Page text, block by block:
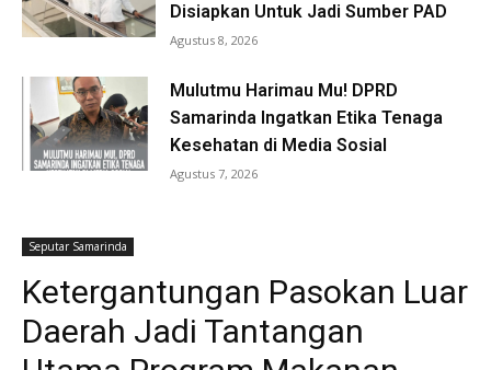
Disiapkan Untuk Jadi Sumber PAD
Agustus 8, 2026
Mulutmu Harimau Mu! DPRD
Samarinda Ingatkan Etika Tenaga
Kesehatan di Media Sosial
Agustus 7, 2026